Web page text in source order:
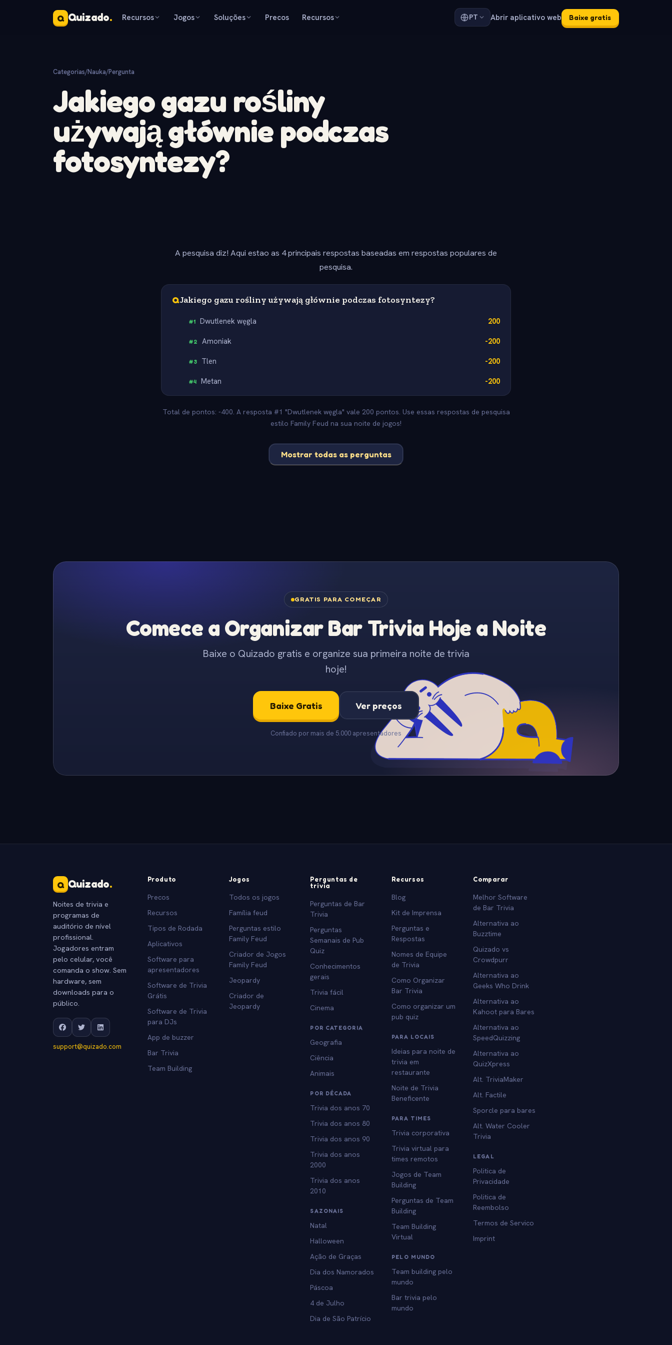
Q Quizado. Recursos Jogos Soluções Precos Recursos PT Abrir aplicativo web Baixe gratis
Categorias/Nauka/Pergunta
Jakiego gazu rośliny
używają głównie podczas
fotosyntezy?
A pesquisa diz! Aqui estao as 4 principais respostas baseadas em respostas populares de
pesquisa.
QJakiego gazu rośliny używają głównie podczas fotosyntezy?
#1 Dwutlenek węgla 200
#2 Amoniak -200
#3 Tlen -200
#4 Metan -200
Total de pontos: -400. A resposta #1 "Dwutlenek węgla" vale 200 pontos. Use essas respostas de pesquisa
estilo Family Feud na sua noite de jogos!
Mostrar todas as perguntas
GRATIS PARA COMEÇAR
Comece a Organizar Bar Trivia Hoje a Noite
Baixe o Quizado gratis e organize sua primeira noite de trivia
hoje!
Baixe Gratis Ver preços
Confiado por mais de 5.000 apresentadores
Q Quizado.
Noites de trivia e
programas de
auditório de nível
profissional.
Jogadores entram
pelo celular, você
comanda o show. Sem
hardware, sem
downloads para o
público.
support@quizado.com
Produto
Precos
Recursos
Tipos de Rodada
Aplicativos
Software para
apresentadores
Software de Trivia
Grátis
Software de Trivia
para DJs
App de buzzer
Bar Trivia
Team Building
Jogos
Todos os jogos
Família feud
Perguntas estilo
Family Feud
Criador de Jogos
Family Feud
Jeopardy
Criador de
Jeopardy
Perguntas de
trivia
Perguntas de Bar
Trivia
Perguntas
Semanais de Pub
Quiz
Conhecimentos
gerais
Trivia fácil
Cinema
POR CATEGORIA
Geografia
Ciência
Animais
POR DÉCADA
Trivia dos anos 70
Trivia dos anos 80
Trivia dos anos 90
Trivia dos anos
2000
Trivia dos anos
2010
SAZONAIS
Natal
Halloween
Ação de Graças
Dia dos Namorados
Páscoa
4 de Julho
Dia de São Patrício
Recursos
Blog
Kit de Imprensa
Perguntas e
Respostas
Nomes de Equipe
de Trivia
Como Organizar
Bar Trivia
Como organizar um
pub quiz
PARA LOCAIS
Ideias para noite de
trivia em
restaurante
Noite de Trivia
Beneficente
PARA TIMES
Trivia corporativa
Trivia virtual para
times remotos
Jogos de Team
Building
Perguntas de Team
Building
Team Building
Virtual
PELO MUNDO
Team building pelo
mundo
Bar trivia pelo
mundo
Comparar
Melhor Software
de Bar Trivia
Alternativa ao
Buzztime
Quizado vs
Crowdpurr
Alternativa ao
Geeks Who Drink
Alternativa ao
Kahoot para Bares
Alternativa ao
SpeedQuizzing
Alternativa ao
QuizXpress
Alt. TriviaMaker
Alt. Factile
Sporcle para bares
Alt. Water Cooler
Trivia
LEGAL
Politica de
Privacidade
Politica de
Reembolso
Termos de Servico
Imprint